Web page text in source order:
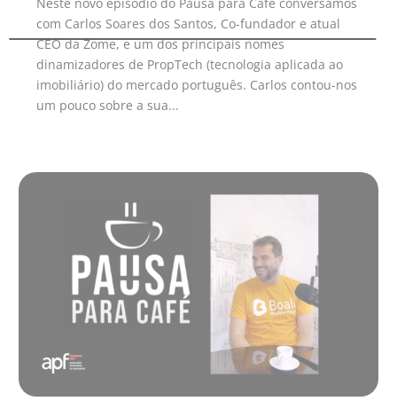
com Carlos Soares dos Santos, Co-fundador e atual
CEO da Zome, e um dos principais nomes
dinamizadores de PropTech (tecnologia aplicada ao
imobiliário) do mercado português. Carlos contou-nos
um pouco sobre a sua...